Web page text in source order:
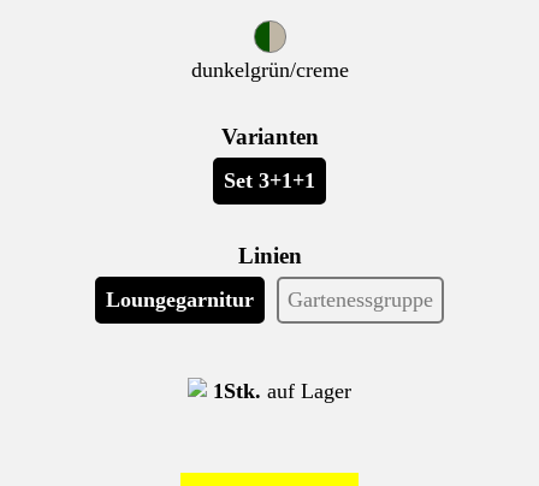
dunkelgrün/creme
Varianten
Set 3+1+1
Linien
Loungegarnitur Gartenessgruppe
1Stk. auf Lager